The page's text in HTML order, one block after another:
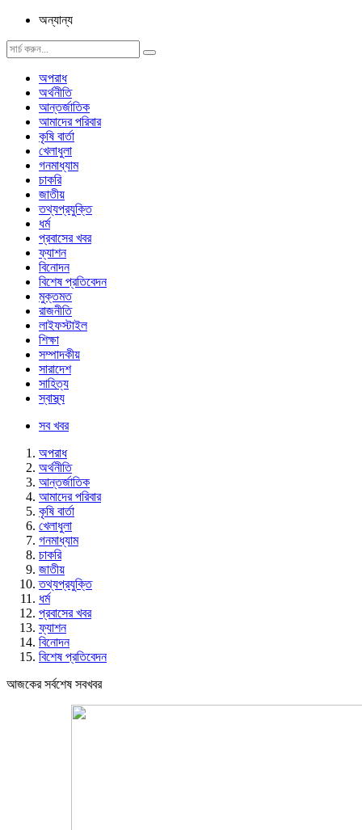
অন্যান্য
অপরাধ
অর্থনীতি
আন্তর্জাতিক
আমাদের পরিবার
কৃষি বার্তা
খেলাধুলা
গনমাধ্যাম
চাকরি
জাতীয়
তথ্যপ্রযুক্তি
ধর্ম
প্রবাসের খবর
ফ্যাশন
বিনোদন
বিশেষ প্রতিবেদন
মুক্তমত
রাজনীতি
লাইফস্টাইল
শিক্ষা
সম্পাদকীয়
সারাদেশ
সাহিত্য
স্বাস্থ্য
সব খবর
অপরাধ
অর্থনীতি
আন্তর্জাতিক
আমাদের পরিবার
কৃষি বার্তা
খেলাধুলা
গনমাধ্যাম
চাকরি
জাতীয়
তথ্যপ্রযুক্তি
ধর্ম
প্রবাসের খবর
ফ্যাশন
বিনোদন
বিশেষ প্রতিবেদন
আজকের সর্বশেষ সবখবর